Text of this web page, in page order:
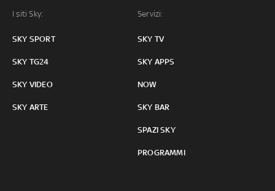
I siti Sky:
SKY SPORT
SKY TG24
SKY VIDEO
SKY ARTE
Servizi:
SKY TV
SKY APPS
NOW
SKY BAR
SPAZI SKY
PROGRAMMI